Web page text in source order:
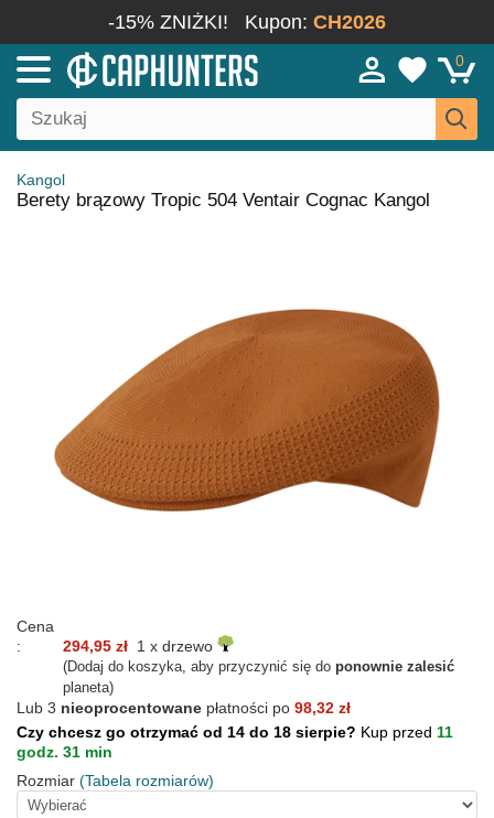
-15% ZNIŻKI! Kupon: CH2026
0
Kangol
Berety brązowy Tropic 504 Ventair Cognac Kangol
Cena
:
294,95 zł 1 x drzewo
(Dodaj do koszyka, aby przyczynić się do ponownie zalesić
planeta)
Lub 3 nieoprocentowane płatności po 98,32 zł
Czy chcesz go otrzymać od 14 do 18 sierpie? Kup przed 11
godz. 31 min
Rozmiar (Tabela rozmiarów)